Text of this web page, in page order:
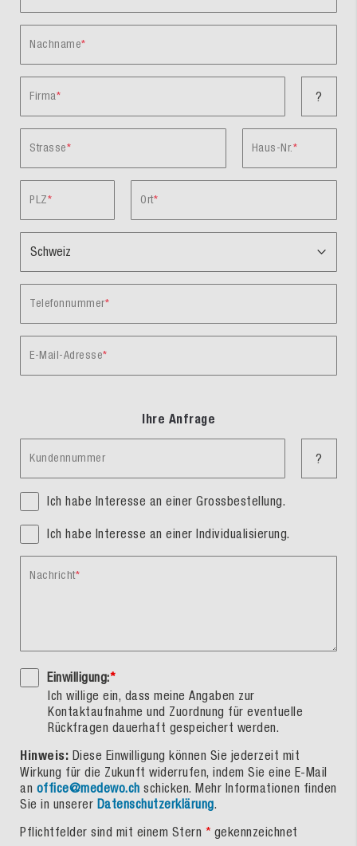
Nachname
Firma ?
Strasse Haus-Nr.
PLZ Ort
Telefonnummer
E-Mail-Adresse
Ihre Anfrage
Kundennummer ?
Ich habe Interesse an einer Grossbestellung.
Ich habe Interesse an einer Individualisierung.
Nachricht
Einwilligung:*
Ich willige ein, dass meine Angaben zur
Kontaktaufnahme und Zuordnung für eventuelle
Rückfragen dauerhaft gespeichert werden.
Hinweis: Diese Einwilligung können Sie jederzeit mit
Wirkung für die Zukunft widerrufen, indem Sie eine E-Mail
an office@medewo.ch schicken. Mehr Informationen finden
Sie in unserer Datenschutzerklärung.
Pflichtfelder sind mit einem Stern * gekennzeichnet